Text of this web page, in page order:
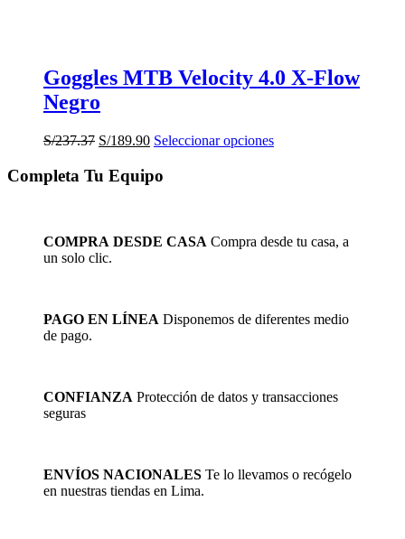
Goggles MTB Velocity 4.0 X-Flow
Negro
S/237.37 El
original
S/189.90El
actual
es:
Seleccionar opcionesEste
opciones
la
Completa Tu Equipo
COMPRA DESDE CASA Compra desde tu casa, a
un solo clic.
PAGO EN LÍNEA Disponemos de diferentes medio
de pago.
CONFIANZA Protección de datos y transacciones
seguras
ENVÍOS NACIONALES Te lo llevamos o recógelo
en nuestras tiendas en Lima.